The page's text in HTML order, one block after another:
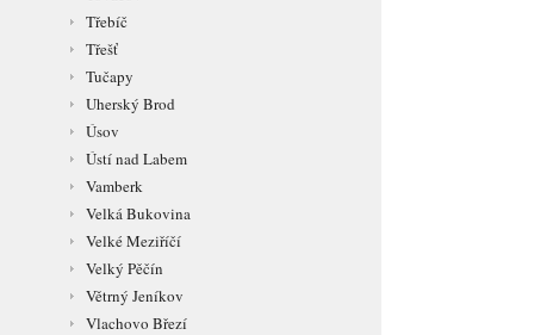
Třebíč
Třešť
Tučapy
Uherský Brod
Úsov
Ústí nad Labem
Vamberk
Velká Bukovina
Velké Meziříčí
Velký Pěčín
Větrný Jeníkov
Vlachovo Březí